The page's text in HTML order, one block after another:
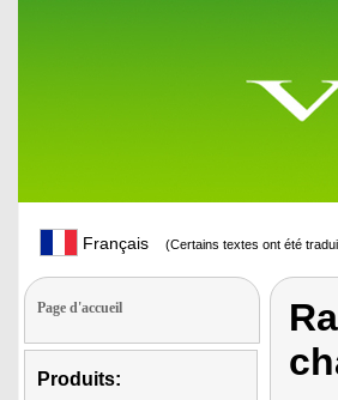
Français (Certains textes ont été
Page d'accueil
Produits: